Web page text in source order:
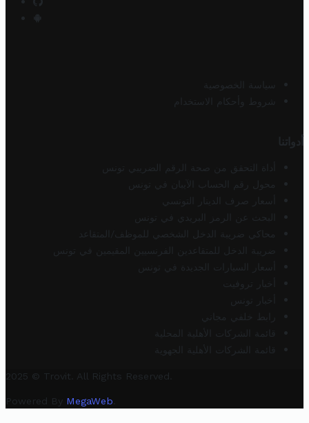
سياسة الخصوصية
شروط وأحكام الاستخدام
أدواتنا
أداة التحقق من صحة الرقم الضريبي تونس
محول رقم الحساب الآيبان في تونس
أسعار صرف الدينار التونسي
البحث عن الرمز البريدي في تونس
محاكي ضريبة الدخل الشخصي للموظف/المتقاعد
ضريبة الدخل للمتقاعدين الفرنسيين المقيمين في تونس
أسعار السيارات الجديدة في تونس
أخبار تروفيت
أخبار تونس
رابط خلفي مجاني
قائمة الشركات الأهلية المحلية
قائمة الشركات الأهلية الجهوية
2025 © Trovit. All Rights Reserved.
Powered By MegaWeb